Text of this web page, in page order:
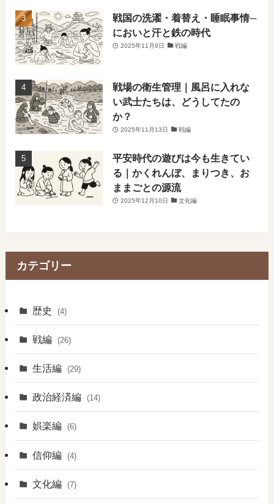
戦国の洗濯・着替え・睡眠事情─
においと汗と鉄の時代
2025年11月9日 戦編
戦場の衛生管理｜風呂に入れな
い武士たちは、どうしてたの
か？
2025年11月13日 戦編
平安時代の遊びは今も生きてい
る｜かくれんぼ、まりつき、お
ままごとの源流
2025年12月10日 文化編
カテゴリー
歴史 (4)
戦編 (26)
生活編 (29)
政治経済編 (14)
娯楽編 (6)
信仰編 (4)
文化編 (7)